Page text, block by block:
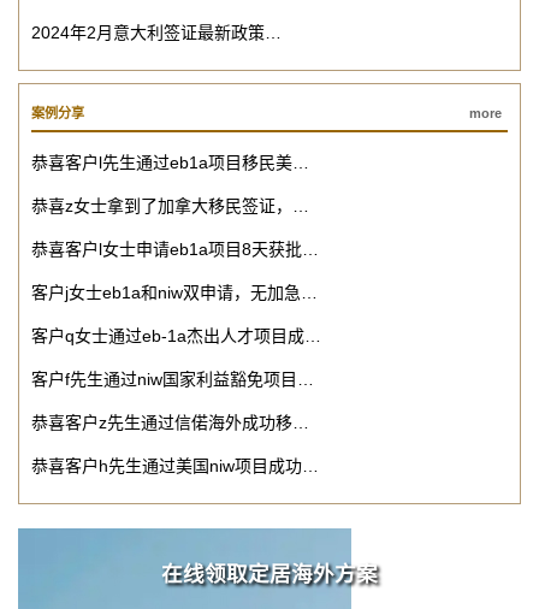
2024年2月意大利签证最新政策…
案例分享 more
恭喜客户l先生通过eb1a项目移民美…
恭喜z女士拿到了加拿大移民签证，…
恭喜客户l女士申请eb1a项目8天获批…
客户j女士eb1a和niw双申请，无加急…
客户q女士通过eb-1a杰出人才项目成…
客户f先生通过niw国家利益豁免项目…
恭喜客户z先生通过信偌海外成功移…
恭喜客户h先生通过美国niw项目成功…
在线领取定居海外方案